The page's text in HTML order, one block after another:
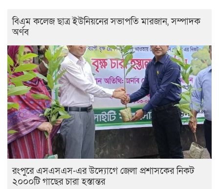
বিএম কলেজ ছাত্র ইউনিয়নের সভাপতি মারজান, সম্পাদক
অর্ণব
রংপুরে এসএসএস-এর উদ্যোগে জেলা প্রশাসকের নিকট
২০০০টি গাছের চারা হস্তান্তর